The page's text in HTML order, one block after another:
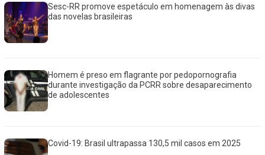
Sesc-RR promove espetáculo em homenagem às divas
das novelas brasileiras
Homem é preso em flagrante por pedopornografia
durante investigação da PCRR sobre desaparecimento
de adolescentes
Covid-19: Brasil ultrapassa 130,5 mil casos em 2025